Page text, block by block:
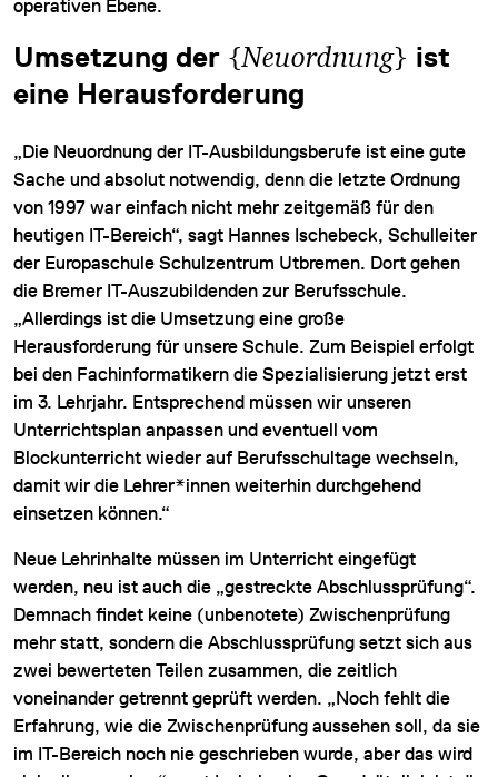
operativen Ebene.
Umsetzung der {Neuordnung} ist
eine Herausforderung
„Die Neuordnung der IT-Ausbildungsberufe ist eine gute
Sache und absolut notwendig, denn die letzte Ordnung
von 1997 war einfach nicht mehr zeitgemäß für den
heutigen IT-Bereich“, sagt Hannes Ischebeck, Schulleiter
der Europaschule Schulzentrum Utbremen. Dort gehen
die Bremer IT-Auszubildenden zur Berufsschule.
„Allerdings ist die Umsetzung eine große
Herausforderung für unsere Schule. Zum Beispiel erfolgt
bei den Fachinformatikern die Spezialisierung jetzt erst
im 3. Lehrjahr. Entsprechend müssen wir unseren
Unterrichtsplan anpassen und eventuell vom
Blockunterricht wieder auf Berufsschultage wechseln,
damit wir die Lehrer*innen weiterhin durchgehend
einsetzen können.“
Neue Lehrinhalte müssen im Unterricht eingefügt
werden, neu ist auch die „gestreckte Abschlussprüfung“.
Demnach findet keine (unbenotete) Zwischenprüfung
mehr statt, sondern die Abschlussprüfung setzt sich aus
zwei bewerteten Teilen zusammen, die zeitlich
voneinander getrennt geprüft werden. „Noch fehlt die
Erfahrung, wie die Zwischenprüfung aussehen soll, da sie
im IT-Bereich noch nie geschrieben wurde, aber das wird